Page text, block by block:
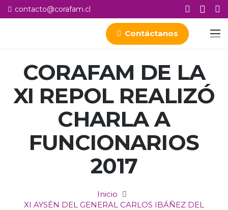
contacto@corafam.cl
Contáctanos
CORAFAM DE LA
XI REPOL REALIZÓ
CHARLA A
FUNCIONARIOS
2017
Inicio
XI AYSÉN DEL GENERAL CARLOS IBÁÑEZ DEL